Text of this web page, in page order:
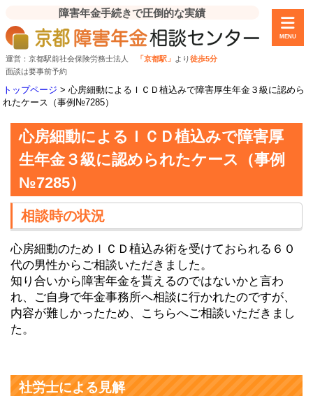
障害年金手続きで圧倒的な実績
運営：京都駅前社会保険労務士法人 「京都駅」 より徒歩5分
面談は要事前予約
MENU
トップページ >心房細動によるＩＣＤ植込みで障害厚生年金３級に認めら
れたケース（事例№7285）
心房細動によるＩＣＤ植込みで障害厚
生年金３級に認められたケース（事例
№7285）
相談時の状況
心房細動のためＩＣＤ植込み術を受けておられる６０
代の男性からご相談いただきました。
知り合いから障害年金を貰えるのではないかと言わ
れ、ご自身で年金事務所へ相談に行かれたのですが、
内容が難しかったため、こちらへご相談いただきまし
た。
社労士による見解